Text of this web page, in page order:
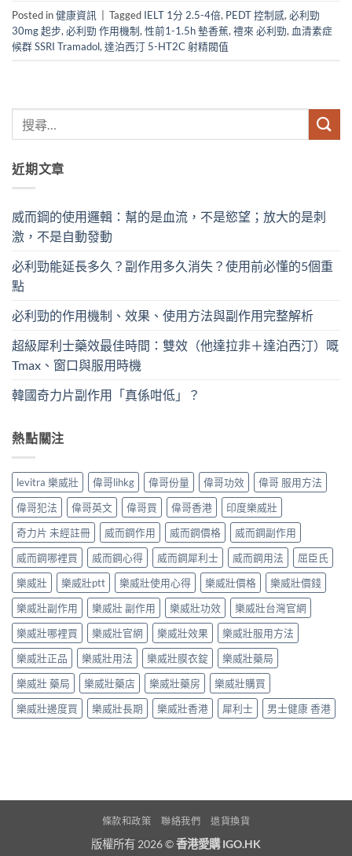
Posted in健康資訊 Tagged IELT 1分 2.5-4倍, PEDT 控制感, 必利勁
30mg 起步, 必利勁 作用機制, 性前1-1.5h 墊香蕉, 禮來 必利勁, 血清素症
候群 SSRI Tramadol, 達泊西汀 5-HT2C 射精閥值
近期文章
威而鋼的使用邏輯：幫的是血流，不是慾望；放大的是刺
激，不是自動發動
必利勁能延長多久？副作用多久消失？使用前必懂的5個重
點
必利勁的作用機制、效果、使用方法與副作用完整解析
超級犀利士藥效最佳時間：雙效（他達拉非＋達泊西汀）嘅
Tmax、窗口與服用時機
韓國奇力片副作用「真係咁低」？
熱點關注
levitra 樂威壯 偉哥lihkg 偉哥份量 偉哥功效
偉哥 服用方法
偉哥犯法
偉哥英文 偉哥買 偉哥香港
印度樂威壯
奇力片 未經註冊
威而鋼作用 威而鋼價格
威而鋼副作用
威而鋼哪裡買
威而鋼心得 威而鋼犀利士 威而鋼用法
屈臣氏
樂威壯
樂威壯ptt 樂威壯使用心得 樂威壯價格
樂威壯價錢
樂威壯副作用
樂威壯 副作用 樂威壯功效
樂威壯台灣官網
樂威壯哪裡買
樂威壯官網 樂威壯效果
樂威壯服用方法
樂威壯正品
樂威壯用法 樂威壯膜衣錠
樂威壯藥局
樂威壯 藥局
樂威壯藥店 樂威壯藥房
樂威壯購買
樂威壯邊度買
樂威壯長期 樂威壯香港 犀利士 男士健康 香港
條款和政策 聯絡我們 退貨換貨
版權所有 2026 ©香港愛購 IGO.HK